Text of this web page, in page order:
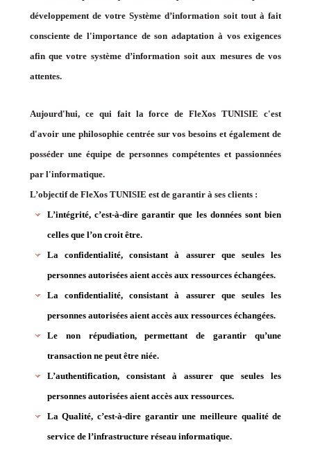
développement de votre Système d’information soit tout à fait
consciente de l'importance de son adaptation à vos exigences
afin que votre système d’information soit aux mesures de vos
attentes.
Aujourd'hui, ce qui fait la force de FleXos TUNISIE c'est
d'avoir une philosophie centrée sur vos besoins et également de
posséder une équipe de personnes compétentes et passionnées
par l'informatique.
L’objectif de FleXos TUNISIE est de garantir à ses clients :
L’intégrité, c’est-à-dire garantir que les données sont bien
celles que l’on croit être.
La confidentialité, consistant à assurer que seules les
personnes autorisées aient accès aux ressources échangées.
La confidentialité, consistant à assurer que seules les
personnes autorisées aient accès aux ressources échangées.
Le non répudiation, permettant de garantir qu’une
transaction ne peut être niée.
L’authentification, consistant à assurer que seules les
personnes autorisées aient accès aux ressources.
La Qualité, c’est-à-dire garantir une meilleure qualité de
service de l’infrastructure réseau informatique.